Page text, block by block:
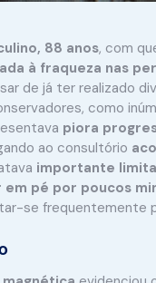
88 anos, com
à fraqueza nas
de já ter realizado
como
piora
ao consultório
importante
pé por poucos
se frequentemente